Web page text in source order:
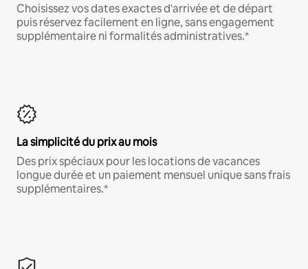
Choisissez vos dates exactes d'arrivée et de départ
puis réservez facilement en ligne, sans engagement
supplémentaire ni formalités administratives.*
La simplicité du prix au mois
Des prix spéciaux pour les locations de vacances
longue durée et un paiement mensuel unique sans frais
supplémentaires.*